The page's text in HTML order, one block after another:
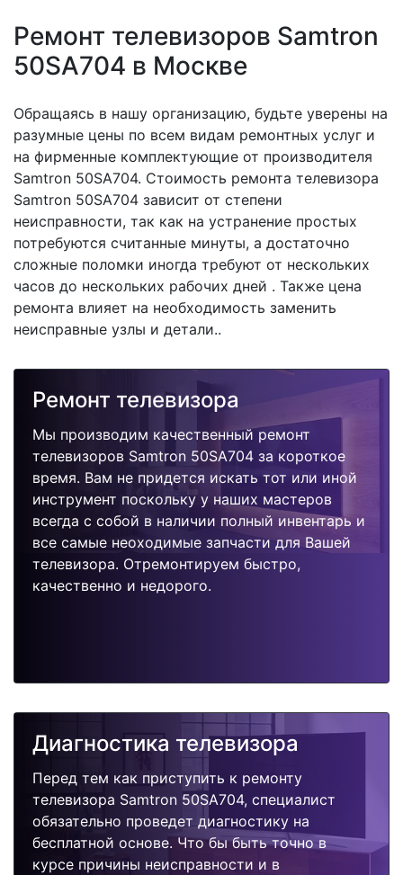
Ремонт телевизоров Samtron
50SA704 в Москве
Обращаясь в нашу организацию, будьте уверены на
разумные цены по всем видам ремонтных услуг и
на фирменные комплектующие от производителя
Samtron 50SA704. Стоимость ремонта телевизора
Samtron 50SA704 зависит от степени
неисправности, так как на устранение простых
потребуются считанные минуты, а достаточно
сложные поломки иногда требуют от нескольких
часов до нескольких рабочих дней . Также цена
ремонта влияет на необходимость заменить
неисправные узлы и детали..
Ремонт телевизора
Мы производим качественный ремонт
телевизоров Samtron 50SA704 за короткое
время. Вам не придется искать тот или иной
инструмент поскольку у наших мастеров
всегда с собой в наличии полный инвентарь и
все самые неоходимые запчасти для Вашей
телевизора. Отремонтируем быстро,
качественно и недорого.
Диагностика телевизора
Перед тем как приступить к ремонту
телевизора Samtron 50SA704, специалист
обязательно проведет диагностику на
бесплатной основе. Что бы быть точно в
курсе причины неисправности и в